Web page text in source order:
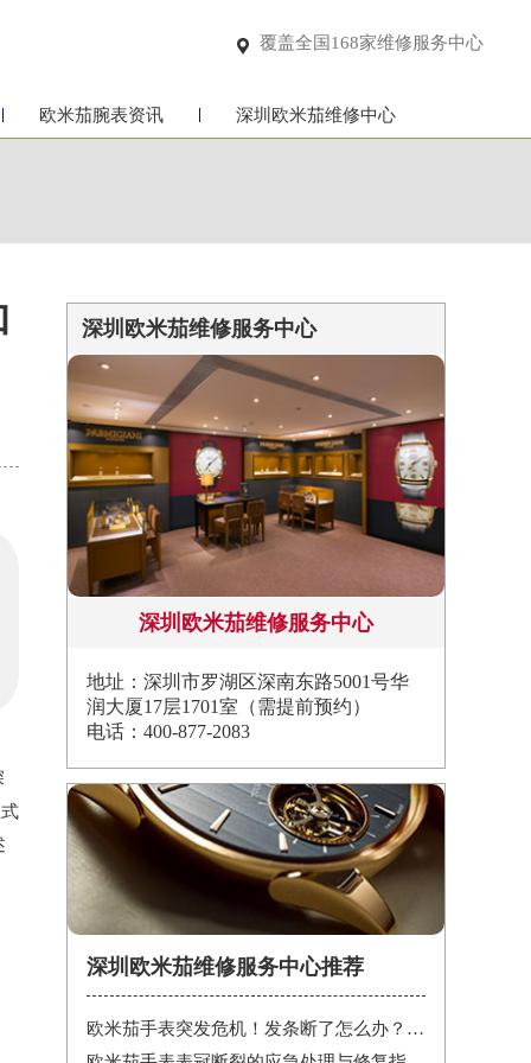
 覆盖全国168家维修服务中心
欧米茄腕表资讯 深圳欧米茄维修中心
深圳欧米茄维修服务中心
深圳欧米茄维修服务中心
地址：深圳市罗湖区深南东路5001号华
润大厦17层1701室（需提前预约）
电话：400-877-2083
深圳欧米茄维修服务中心推荐
欧米茄手表突发危机！发条断了怎么办？紧急处理指南在这里